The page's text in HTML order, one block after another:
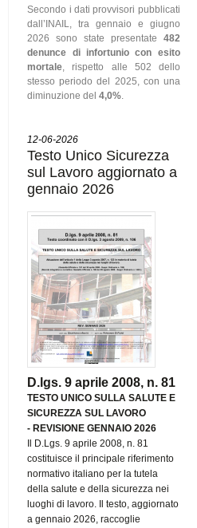
Secondo i dati provvisori pubblicati
dall’INAIL, tra gennaio e giugno
2026 sono state presentate 482
denunce di infortunio con esito
mortale , rispetto alle 502 dello
stesso periodo del 2025, con una
diminuzione del4,0%
12-06-2026
Testo Unico Sicurezza
sul Lavoro aggiornato a
gennaio 2026
D.lgs. 9 aprile 2008, n. 81
TESTO UNICO SULLA SALUTE E
SICUREZZA SUL LAVORO
- REVISIONE GENNAIO 2026
Il D.Lgs. 9 aprile 2008, n. 81
costituisce il principale riferimento
normativo italiano per la tutela
della salute e della sicurezza nei
luoghi di lavoro. Il testo, aggiornato
a gennaio 2026, raccoglie